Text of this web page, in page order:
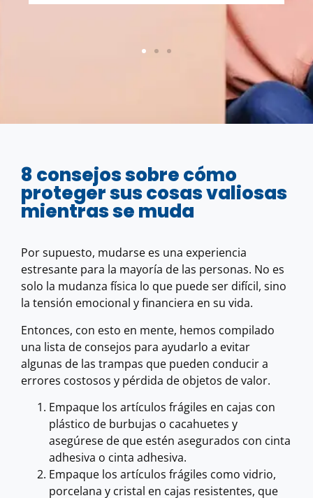
8 consejos sobre cómo
proteger sus cosas valiosas
mientras se muda
Por supuesto, mudarse es una experiencia
estresante para la mayoría de las personas. No es
solo la mudanza física lo que puede ser difícil, sino
la tensión emocional y financiera en su vida.
Entonces, con esto en mente, hemos compilado
una lista de consejos para ayudarlo a evitar
algunas de las trampas que pueden conducir a
errores costosos y pérdida de objetos de valor.
Empaque los artículos frágiles en cajas con
plástico de burbujas o cacahuetes y
asegúrese de que estén asegurados con cinta
adhesiva o cinta adhesiva.
Empaque los artículos frágiles como vidrio,
porcelana y cristal en cajas resistentes, que